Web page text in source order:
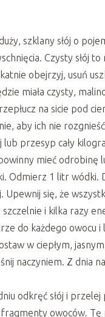
szklany słój o
Czysty słój
obejrzyj, usuń
miała czysty,
na sicie pod
aby ich nie
lub przesyp cały
mieć odrobinę
Odmierz 1 litr wódki.
Upewnij się, że
szczelnie i kilka razy
do każdego owocu i
w ciepłym,
naczyniem. Z dnia
odkręć słój i przelej
owoców.